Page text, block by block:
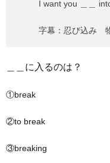
I want you ＿＿
字幕：忍び込み
＿＿に入るのは？
①break
②to break
③breaking